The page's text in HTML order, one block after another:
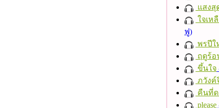
แสงสุ
ใจเห
ฟู)
พรปีใ
ฤดูร้อ
ขึ้นใจ
ภวังค์
คืนที่ด
please